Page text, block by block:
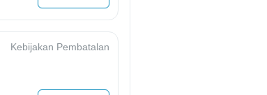
Kebijakan Pembatalan